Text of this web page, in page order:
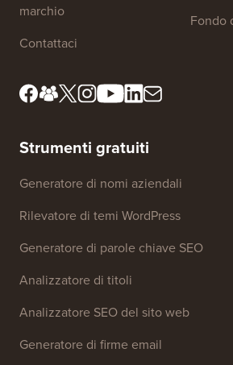
marchio
Contattaci
Fondo
Strumenti gratuiti
Generatore di nomi aziendali
Rilevatore di temi WordPress
Generatore di parole chiave SEO
Analizzatore di titoli
Analizzatore SEO del sito web
Generatore di firme email